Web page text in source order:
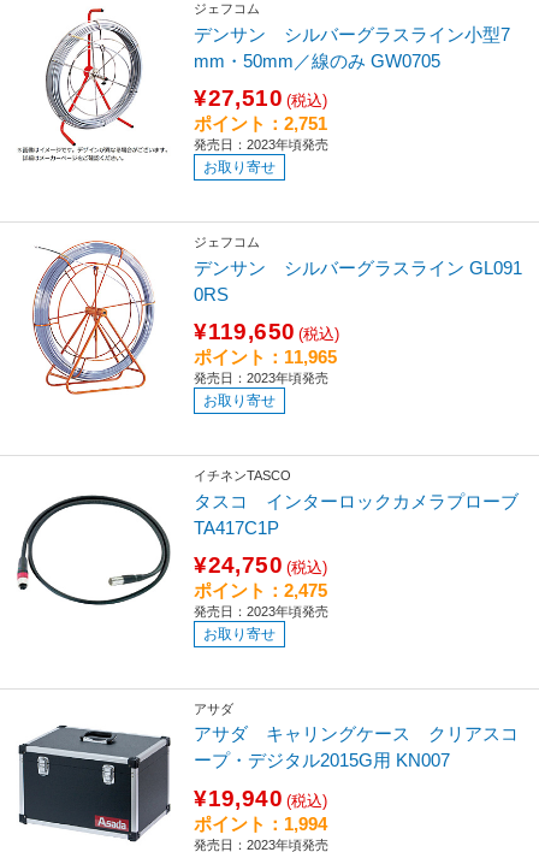
ジェフコム
デンサン シルバーグラスライン小型7
mm・50mm／線のみ GW0705
¥27,510 (税込)
ポイント：2,751
発売日：2023年頃発売
お取り寄せ
ジェフコム
デンサン シルバーグラスライン GL091
0RS
¥119,650 (税込)
ポイント：11,965
発売日：2023年頃発売
お取り寄せ
イチネンTASCO
タスコ インターロックカメラプローブ
TA417C1P
¥24,750 (税込)
ポイント：2,475
発売日：2023年頃発売
お取り寄せ
アサダ
アサダ キャリングケース クリアスコ
ープ・デジタル2015G用 KN007
¥19,940 (税込)
ポイント：1,994
発売日：2023年頃発売